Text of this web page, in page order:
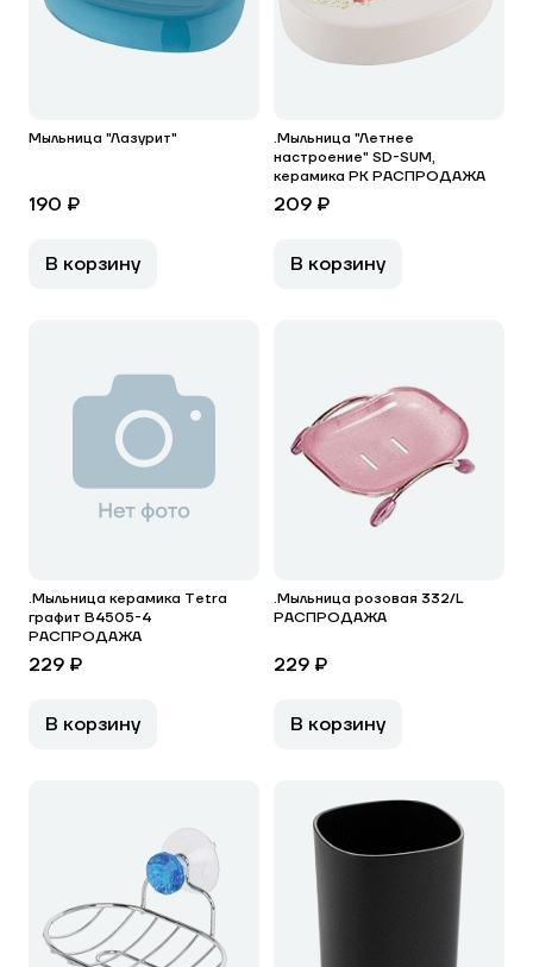
Мыльница "Лазурит"
190 ₽
В корзину
.Мыльница "Летнее
настроение" SD-SUM,
керамика РК РАСПРОДАЖА
209 ₽
В корзину
.Мыльница керамика Tetra
графит B4505-4
РАСПРОДАЖА
229 ₽
В корзину
.Мыльница розовая 332/L
РАСПРОДАЖА
229 ₽
В корзину